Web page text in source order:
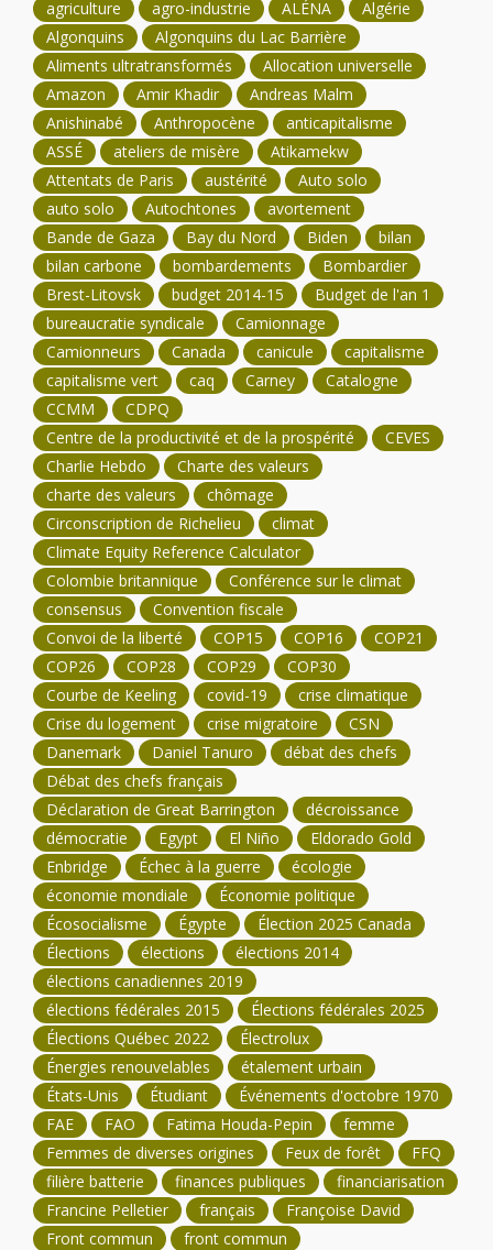
agriculture agro-industrie ALÉNA
Algérie
Algonquins
Algonquins du Lac Barrière
Aliments ultratransformés
Allocation universelle
Amazon
Amir Khadir
Andreas Malm
Anishinabé
Anthropocène
anticapitalisme
ASSÉ
ateliers de misère
Atikamekw
Attentats de Paris
austérité
Auto solo
auto solo
Autochtones
avortement
Bande de Gaza
Bay du Nord Biden
bilan
bilan carbone
bombardements
Bombardier
Brest-Litovsk
budget 2014-15
Budget de l'an 1
bureaucratie syndicale
Camionnage
Camionneurs
Canada canicule
capitalisme
capitalisme vert
caq Carney
Catalogne
CCMM
CDPQ
Centre de la productivité et de la prospérité
CEVES
Charlie Hebdo
Charte des valeurs
charte des valeurs
chômage
Circonscription de Richelieu
climat
Climate Equity Reference Calculator
Colombie britannique
Conférence sur le climat
consensus
Convention fiscale
Convoi de la liberté
COP15 COP16
COP21
COP26
COP28 COP29
COP30
Courbe de Keeling
covid-19
crise climatique
Crise du logement
crise migratoire
CSN
Danemark
Daniel Tanuro
débat des chefs
Débat des chefs français
Déclaration de Great Barrington
décroissance
démocratie
Egypt El Niño
Eldorado Gold
Enbridge
Échec à la guerre
écologie
économie mondiale
Économie politique
Écosocialisme
Égypte
Élection 2025 Canada
Élections
élections
élections 2014
élections canadiennes 2019
élections fédérales 2015
Élections fédérales 2025
Élections Québec 2022
Électrolux
Énergies renouvelables
étalement urbain
États-Unis
Étudiant
Événements d'octobre 1970
FAE
FAO Fatima Houda-Pepin
femme
Femmes de diverses origines
Feux de forêt
FFQ
filière batterie
finances publiques
financiarisation
Francine Pelletier
français
Françoise David
Front commun
front commun